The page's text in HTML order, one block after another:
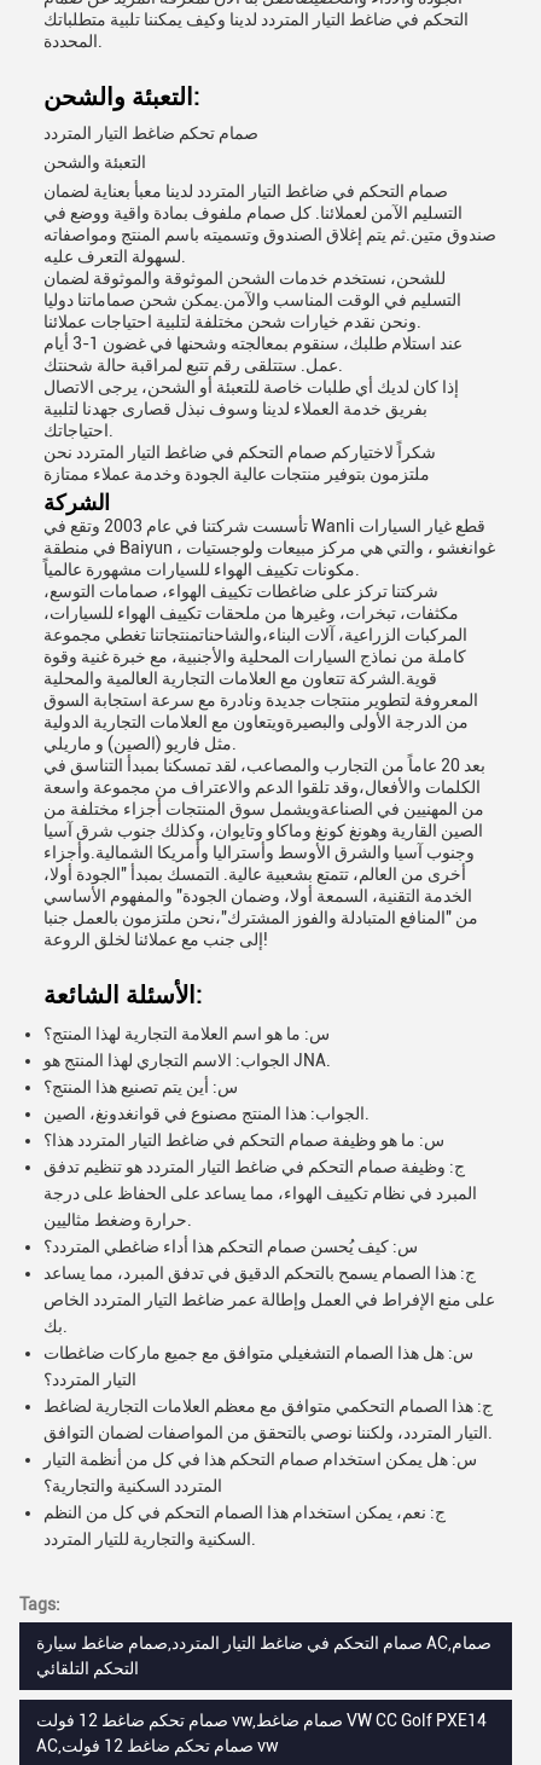
التحكم في ضاغط التيار المتردد لدينا وكيف يمكننا تلبية متطلباتك
التعبئة والشحن:
صمام تحكم ضاغط التيار المتردد
التعبئة والشحن
صمام التحكم في ضاغط التيار المتردد لدينا معبأ بعناية لضمان
التسليم الآمن لعملائنا. كل صمام ملفوف بمادة واقية ووضع في
صندوق متين.ثم يتم إغلاق الصندوق وتسميته باسم المنتج ومواصفاته
للشحن، نستخدم خدمات الشحن الموثوقة والموثوقة لضمان
التسليم في الوقت المناسب والآمن.يمكن شحن صماماتنا دوليا
عند استلام طلبك، سنقوم بمعالجته وشحنها في غضون 1-3 أيام
إذا كان لديك أي طلبات خاصة للتعبئة أو الشحن، يرجى الاتصال
بفريق خدمة العملاء لدينا وسوف نبذل قصارى جهدنا لتلبية
شكراً لاختياركم صمام التحكم في ضاغط التيار المتردد نحن
ملتزمون بتوفير منتجات عالية الجودة وخدمة عملاء ممتازة
الشركة
تأسست شركتنا في عام 2003 وتقع في Wanli قطع غيار السيارات
في منطقة Baiyun ، غوانغشو ، والتي هي مركز مبيعات ولوجستيات
شركتنا تركز على ضاغطات تكييف الهواء، صمامات التوسع،
مكثفات، تبخرات، وغيرها من ملحقات تكييف الهواء للسيارات،
المركبات الزراعية، آلات البناء،والشاحناتمنتجاتنا تغطي مجموعة
كاملة من نماذج السيارات المحلية والأجنبية، مع خبرة غنية وقوة
قوية.الشركة تتعاون مع العلامات التجارية العالمية والمحلية
المعروفة لتطوير منتجات جديدة ونادرة مع سرعة استجابة السوق
من الدرجة الأولى والبصيرةويتعاون مع العلامات التجارية الدولية
بعد 20 عاماً من التجارب والمصاعب، لقد تمسكنا بمبدأ التناسق في
الكلمات والأفعال،وقد تلقوا الدعم والاعتراف من مجموعة واسعة
من المهنيين في الصناعةويشمل سوق المنتجات أجزاء مختلفة من
الصين القارية وهونغ كونغ وماكاو وتايوان، وكذلك جنوب شرق آسيا
وجنوب آسيا والشرق الأوسط وأستراليا وأمريكا الشمالية.وأجزاء
أخرى من العالم، تتمتع بشعبية عالية. التمسك بمبدأ "الجودة أولا،
الخدمة التقنية، السمعة أولا، وضمان الجودة" والمفهوم الأساسي
من "المنافع المتبادلة والفوز المشترك"،نحن ملتزمون بالعمل جنبا
إلى جنب مع عملائنا لخلق الروعة!
الأسئلة الشائعة:
س: ما هو اسم العلامة التجارية لهذا المنتج؟
الجواب: الاسم التجاري لهذا المنتج هو JNA.
س: أين يتم تصنيع هذا المنتج؟
س: ما هو وظيفة صمام التحكم في ضاغط التيار المتردد هذا؟
ج: وظيفة صمام التحكم في ضاغط التيار المتردد هو تنظيم تدفق
المبرد في نظام تكييف الهواء، مما يساعد على الحفاظ على درجة
س: كيف يُحسن صمام التحكم هذا أداء ضاغطي المتردد؟
ج: هذا الصمام يسمح بالتحكم الدقيق في تدفق المبرد، مما يساعد
على منع الإفراط في العمل وإطالة عمر ضاغط التيار المتردد الخاص
س: هل هذا الصمام التشغيلي متوافق مع جميع ماركات ضاغطات
التيار المتردد؟
ج: هذا الصمام التحكمي متوافق مع معظم العلامات التجارية لضاغط
س: هل يمكن استخدام صمام التحكم هذا في كل من أنظمة التيار
المتردد السكنية والتجارية؟
ج: نعم، يمكن استخدام هذا الصمام التحكم في كل من النظم
Tags:
صمام التحكم في ضاغط التيار المتردد,صمام ضاغط سيارة AC,صمام
التحكم التلقائي
صمام تحكم ضاغط 12 فولت vw,صمام ضاغط VW CC Golf PXE14
AC,صمام تحكم ضاغط 12 فولت vw